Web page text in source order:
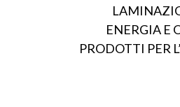
ENERGIA E
PRODOTTI PER